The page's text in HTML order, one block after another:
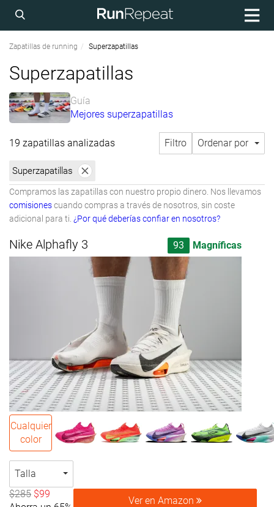
Zapatillas de running Superzapatillas
Superzapatillas
Guía
Mejores superzapatillas
19 zapatillas analizadas Filtro Ordenar por
Superzapatillas
Compramos las zapatillas con nuestro propio dinero. Nos llevamos
comisionescuando compras a través de nosotros, sin coste
adicional para ti. ¿Por qué deberías confiar en nosotros?
Nike Alphafly 3 93 Magníficas
Cualquier
color
Talla
$285 $99
Ver en Amazon